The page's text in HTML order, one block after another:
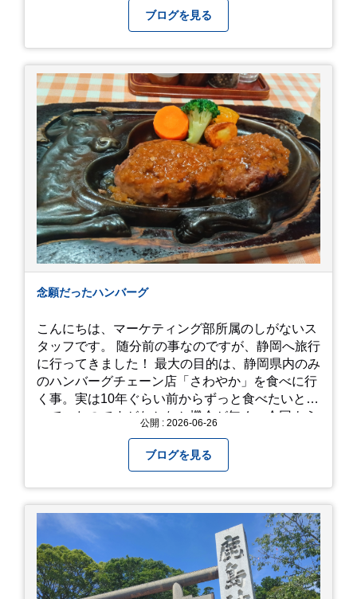
ブログを見る
念願だったハンバーグ
こんにちは、マーケティング部所属のしがないス
タッフです。 随分前の事なのですが、静岡へ旅行
に行ってきました！ 最大の目的は、静岡県内のみ
のハンバーグチェーン店「さわやか」を食べに行
く事。実は10年ぐらい前からずっと食べたいと思
っていたのですがなかなか機会が無く、今回よう
って待機する事になったのですが、、10時頃にも
らった整理券で、お店に入れるのは12時過ぎ頃で
した。大人気とは聞いていましたがここまでと
は、、！！ 駅前ショッピングモール内の店舗だっ
たのでお買い物をしつつ待機して遂に入店。ハン
バーグはレアな焼き加減でとってもジューシーで
最高に美味しかったです！！目の前で店員さんが
カットしてくれるのもとっても良かったです。 こ
れは何個でも行けてしまう勢い、、！！！ 皆様も
公開 : 2026-06-26
ブログを見る